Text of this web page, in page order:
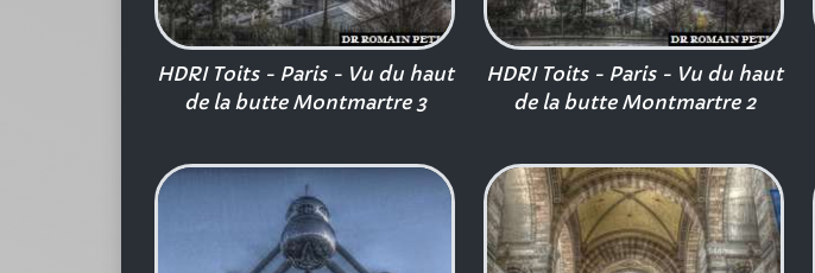
HDRI Toits - Paris - Vu du haut
de la butte Montmartre 3
HDRI Toits - Paris - Vu du haut
de la butte Montmartre 2